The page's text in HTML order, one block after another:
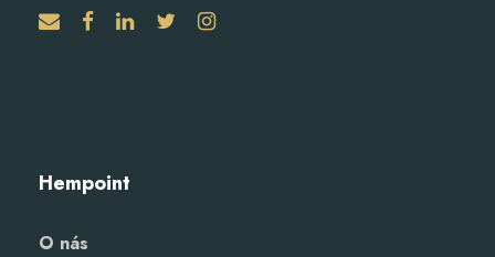
Hempoint
O nás